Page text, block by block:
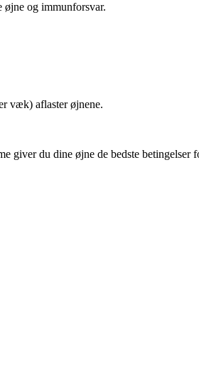
øjne og immunforsvar.
væk) aflaster øjnene.
giver du dine øjne de bedste betingelser